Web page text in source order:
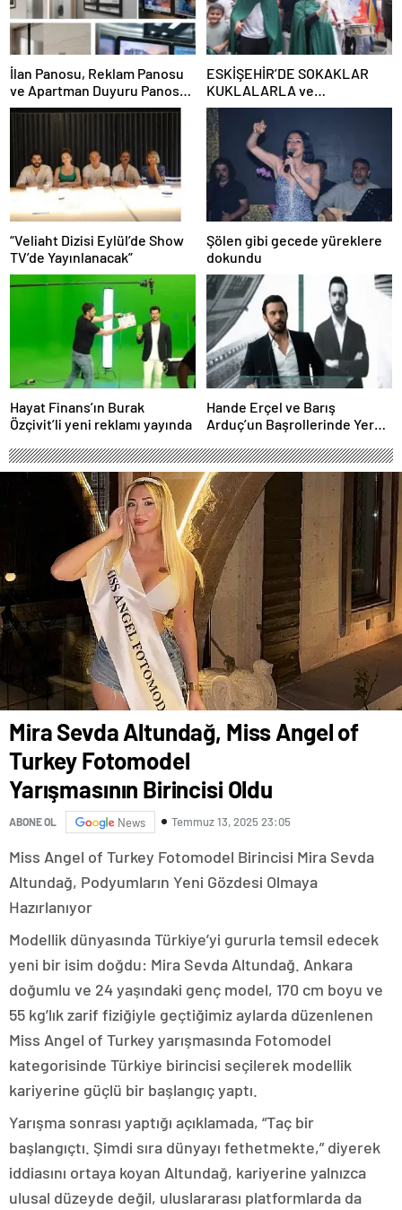
İlan Panosu, Reklam Panosu
ve Apartman Duyuru Panosu
Kullanım Alanları ve
Avantajları
ESKİŞEHİR’DE SOKAKLAR
KUKLALARLA ve
ÇOCUKLARIN NEŞESİYLE
RENKLENİYOR!
“Veliaht Dizisi Eylül’de Show
TV’de Yayınlanacak”
Şölen gibi gecede yüreklere
dokundu
Hayat Finans’ın Burak
Özçivit’li yeni reklamı yayında
Hande Erçel ve Barış
Arduç’un Başrollerinde Yer
Tüm Bölümleri Şimdi
Disney+’ta Yayında!
Mira Sevda Altundağ, Miss Angel of
Turkey Fotomodel
Yarışmasının Birincisi Oldu
ABONE OL News Temmuz 13, 2025 23:05
Miss Angel of Turkey Fotomodel Birincisi Mira Sevda
Altundağ, Podyumların Yeni Gözdesi Olmaya
Hazırlanıyor
Modellik dünyasında Türkiye’yi gururla temsil edecek
yeni bir isim doğdu: Mira Sevda Altundağ. Ankara
doğumlu ve 24 yaşındaki genç model, 170 cm boyu ve
55 kg’lık zarif fiziğiyle geçtiğimiz aylarda düzenlenen
Miss Angel of Turkey yarışmasında Fotomodel
kategorisinde Türkiye birincisi seçilerek modellik
kariyerine güçlü bir başlangıç yaptı.
Yarışma sonrası yaptığı açıklamada, “Taç bir
başlangıçtı. Şimdi sıra dünyayı fethetmekte,” diyerek
iddiasını ortaya koyan Altundağ, kariyerine yalnızca
ulusal düzeyde değil, uluslararası platformlarda da